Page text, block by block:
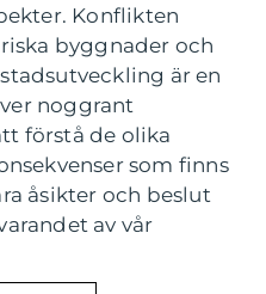
Konflikten
byggnader och
är en
noggrant
förstå de olika
som finns
åsikter och beslut
av vår